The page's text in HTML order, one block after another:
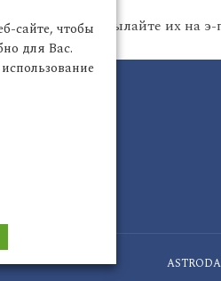
Если есть присылайте их на
сайте, чтобы
для Вас.